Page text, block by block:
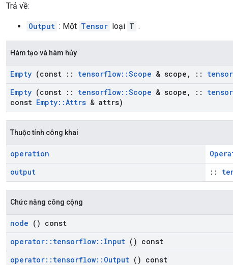
Trả về:
Output : Một Tensor loại T .
Hàm tạo và hàm hủy
Empty (const :: tensorflow::Scope & scope , ::
Empty (const :: tensorflow::Scope & scope , ::
const Empty::Attrs & attrs)
Thuộc tính công khai
operation
output
::
Chức năng công cộng
node () const
operator:: tensorflow:: Input () const
operator:: tensorflow:: Output () const